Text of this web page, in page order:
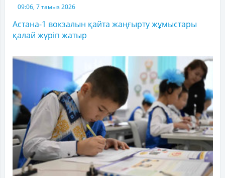
09:06, 7 тамыз 2026
Астана-1 вокзалын қайта жаңғырту жұмыстары
қалай жүріп жатыр